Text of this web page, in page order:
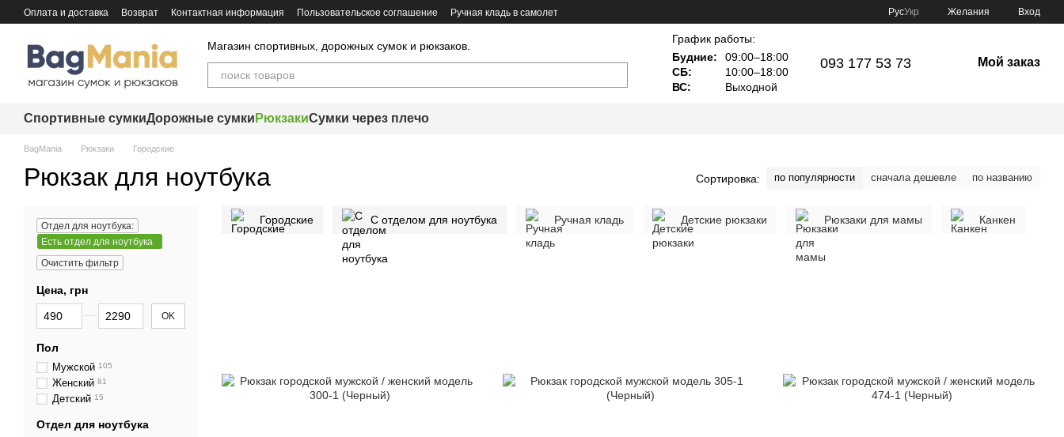
Перейти к основному контенту
Оплата и доставка Возврат Контактная информация Пользовательское соглашение Ручная кладь в самолет РусУкр Желания Вход
Магазин спортивных, дорожных сумок и рюкзаков.
График работы:
Будние:
09:00–18:00
СБ:
10:00–18:00
ВС:
Выходной
093 177 53 73 Мой заказ
Спортивные сумкиДорожные сумки РюкзакиСумки через плечо
BagMania Рюкзаки Городские
Рюкзак для ноутбука Сортировка: по популярности сначала дешевле по названию
Городские С отделом для ноутбука Ручная кладь Детские рюкзаки Рюкзаки для мамы Канкен
Отдел для ноутбука:
Есть отдел для ноутбука
Очистить фильтр
Цена, грн
От Цена, грн
До Цена, грн OK
Пол
Мужской 105
Женский 81
Детский 15
Отдел для ноутбука